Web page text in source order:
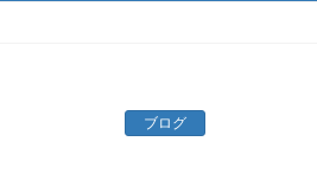
ブログ